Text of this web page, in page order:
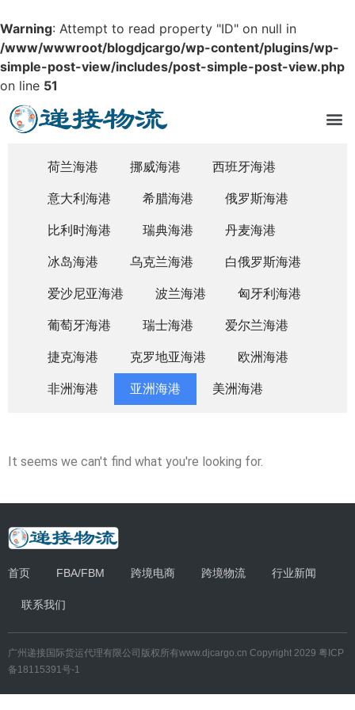
Warning: Attempt to read property "ID" on null in
/www/wwwroot/blogdjcargo/wp-content/plugins/wp-
simple-post-view/includes/post-simple-post-view.php
on line 51
荷兰海港 挪威海港 西班牙海港
意大利海港 希腊海港 俄罗斯海港
比利时海港 瑞典海港 丹麦海港
冰岛海港 乌克兰海港 白俄罗斯海港
爱沙尼亚海港 波兰海港 匈牙利海港
葡萄牙海港 瑞士海港 爱尔兰海港
捷克海港 克罗地亚海港 欧洲海港
非洲海港 亚洲海港 美洲海港
It seems we can't find what you're looking for.
首页 FBA/FBM 跨境电商 跨境物流 行业新闻
联系我们
广州递接国际货运代理有限公司 版权所有www.djcargo.cn Copyright 2029 粤ICP
备18115391号-1